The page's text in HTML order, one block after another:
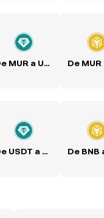
De MUR a USDT
De USDT a MUR